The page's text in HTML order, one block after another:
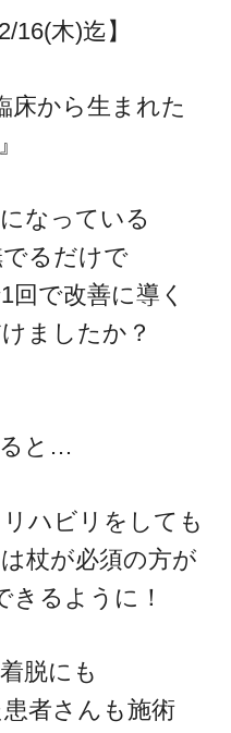
16(木)迄】
床から生まれた
なっている
るだけで
回で改善に導く
ましたか？
ると…
ハビリをしても
杖が必須の方が
るように！
脱にも
者さんも施術